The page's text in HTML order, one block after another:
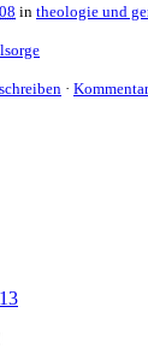
in theologie und
·